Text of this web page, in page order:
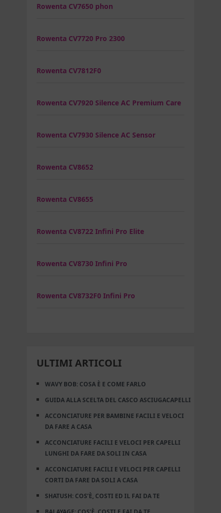
Rowenta CV7650 phon
Rowenta CV7720 Pro 2300
Rowenta CV7812F0
Rowenta CV7920 Silence AC Premium Care
Rowenta CV7930 Silence AC Sensor
Rowenta CV8652
Rowenta CV8655
Rowenta CV8722 Infini Pro Elite
Rowenta CV8730 Infini Pro
Rowenta CV8732F0 Infini Pro
ULTIMI ARTICOLI
WAVY BOB: COSA È E COME FARLO
GUIDA ALLA SCELTA DEL CASCO ASCIUGACAPELLI
ACCONCIATURE PER BAMBINE FACILI E VELOCI
DA FARE A CASA
ACCONCIATURE FACILI E VELOCI PER CAPELLI
LUNGHI DA FARE DA SOLI IN CASA
ACCONCIATURE FACILI E VELOCI PER CAPELLI
CORTI DA FARE DA SOLI A CASA
SHATUSH: COS’È, COSTI ED IL FAI DA TE